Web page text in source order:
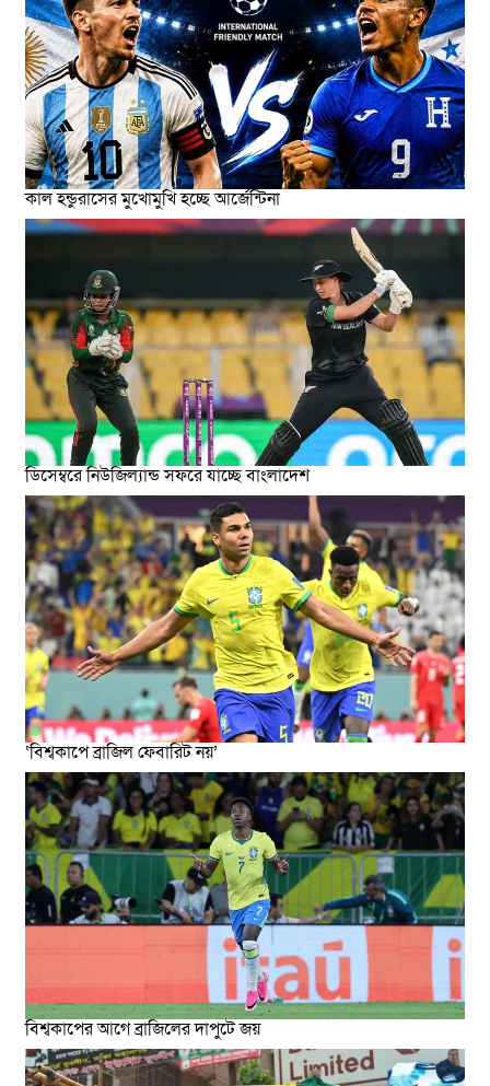
কাল হন্ডুরাসের মুখোমুখি হচ্ছে আর্জেন্টিনা
ডিসেম্বরে নিউজিল্যান্ড সফরে যাচ্ছে বাংলাদেশ
‘বিশ্বকাপে ব্রাজিল ফেবারিট নয়’
বিশ্বকাপের আগে ব্রাজিলের দাপুটে জয়